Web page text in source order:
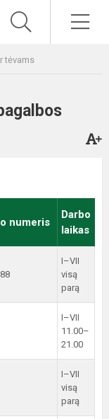
tėvams
numeris
Darbo
laikas
I–VII
visą
parą
I–VII
11.00–
21.00
I–VII
visą
parą